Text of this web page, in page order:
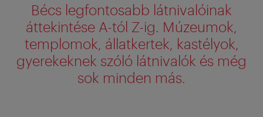
Bécs legfontosabb látnivalóinak
áttekintése A-tól Z-ig. Múzeumok,
templomok, állatkertek, kastélyok,
gyerekeknek szóló látnivalók és még
sok minden más.